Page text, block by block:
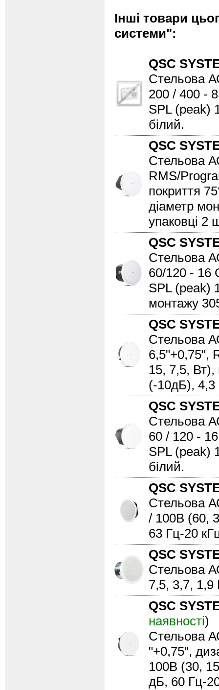
Інші товари
системи":
QSC
Стельова
200 / 400 -
SPL (peak)
білий.
QSC
Стельова
RMS/
покриття
діаметр
упаковці 2
QSC
Стельова
60/120 - 16
SPL (peak)
монтажу
QSC
Стельова
6,5"+0,75",
15, 7,5, Вт),
(-10дБ), 4,3
QSC
Стельова
60 / 120 -
SPL (peak)
білий.
QSC
Стельова
/ 100В (60,
63 Гц-20
QSC
Стельова
7,5, 3,7, 1,9
QSC
наявності)
Стельова
"+0,75",
100В (30,
дБ, 60 Гц-